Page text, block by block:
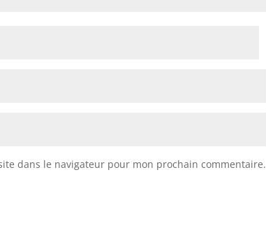
dans le navigateur pour mon prochain commentaire.